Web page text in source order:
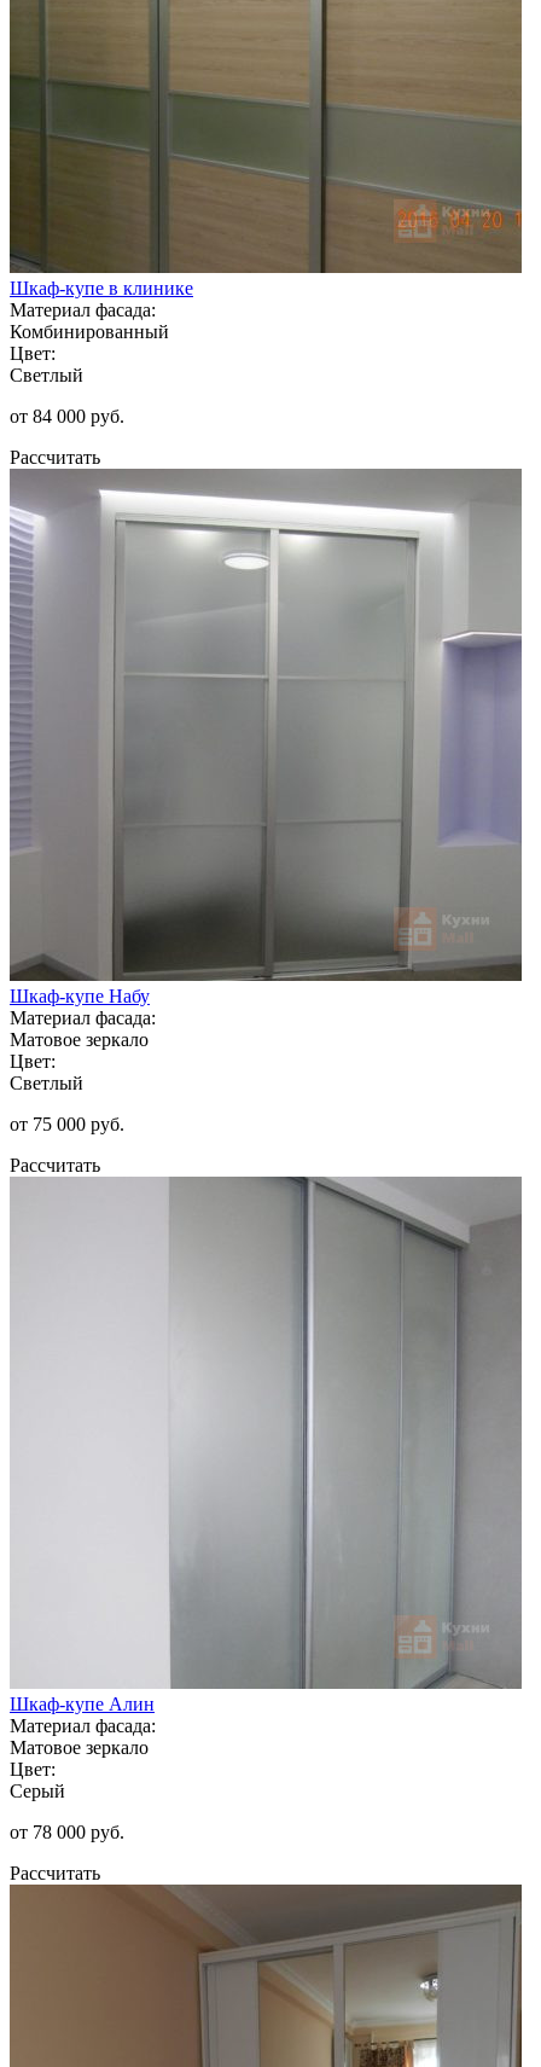
Шкаф-купе в клинике
Материал фасада:
Комбинированный
Цвет:
Светлый
от 84 000 руб.
Рассчитать
Шкаф-купе Набу
Материал фасада:
Матовое зеркало
Цвет:
Светлый
от 75 000 руб.
Рассчитать
Шкаф-купе Алин
Материал фасада:
Матовое зеркало
Цвет:
Серый
от 78 000 руб.
Рассчитать